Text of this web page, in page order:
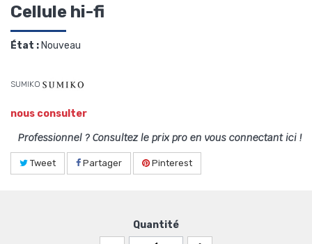
Cellule hi-fi
État :Nouveau
SUMIKO
nous consulter
Professionnel ? Consultez le prix pro en vous connectant ici !
Tweet Partager Pinterest
Quantité